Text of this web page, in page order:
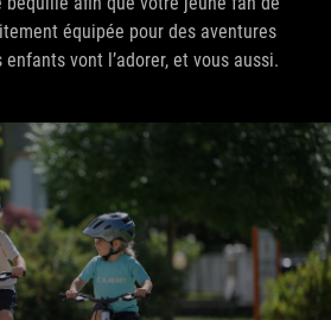
équipée pour des aventures
vont l’adorer, et vous aussi.